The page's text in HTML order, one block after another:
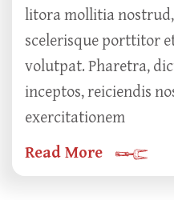
litora mollitia
scelerisque porttitor
volutpat. Pharetra,
inceptos, reiciendis
exercitationem
Read More